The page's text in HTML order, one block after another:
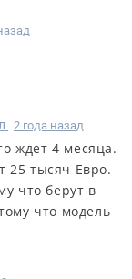
2 года назад
ждет 4 месяца.
25 тысяч Евро.
что берут в
что модель